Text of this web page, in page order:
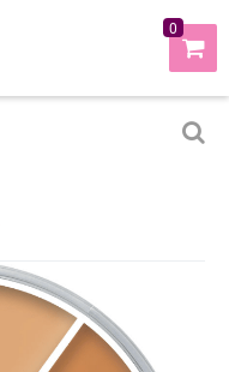
0